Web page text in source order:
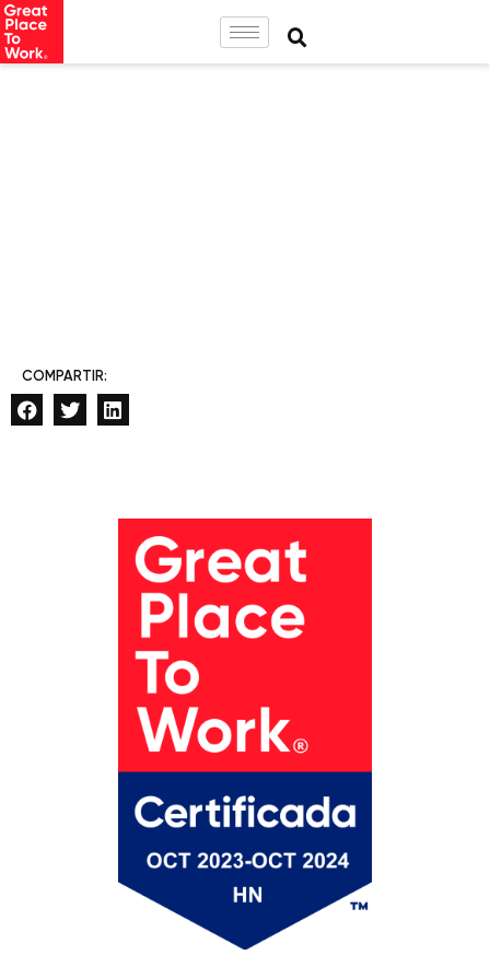
COMPARTIR: